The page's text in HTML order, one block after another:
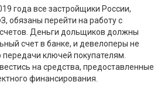
года все застройщики России,
обязаны перейти на работу с
Деньги дольщиков должны
счет в банке, и девелоперы не
передачи ключей покупателям.
на средства, предоставленные
финансирования.